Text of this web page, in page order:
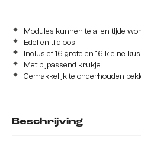
Modules kunnen te allen tijde
Edel en tijdloos
Inclusief 16 grote en 16 kleine
Met bijpassend krukje
Gemakkelijk te onderhouden
Beschrijving